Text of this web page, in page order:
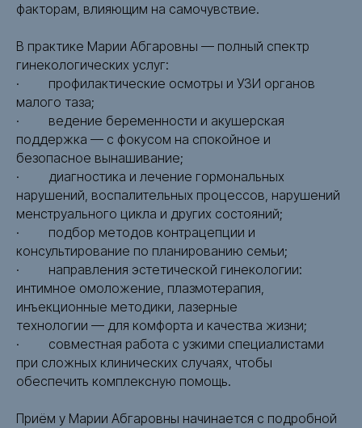
факторам, влияющим на самочувствие.
В практике Марии Абгаровны — полный спектр
гинекологических услуг:
· профилактические осмотры и УЗИ органов
малого таза;
· ведение беременности и акушерская
поддержка — с фокусом на спокойное и
безопасное вынашивание;
· диагностика и лечение гормональных
нарушений, воспалительных процессов, нарушений
менструального цикла и других состояний;
· подбор методов контрацепции и
консультирование по планированию семьи;
· направления эстетической гинекологии:
интимное омоложение, плазмотерапия,
инъекционные методики, лазерные
технологии — для комфорта и качества жизни;
· совместная работа с узкими специалистами
при сложных клинических случаях, чтобы
обеспечить комплексную помощь.
Приём у Марии Абгаровны начинается с подробной